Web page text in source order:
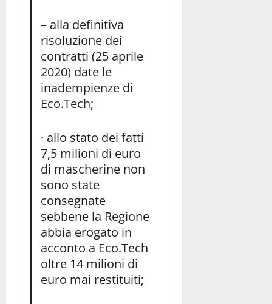
– alla definitiva
risoluzione dei
contratti (25 aprile
2020) date le
inadempienze di
Eco.Tech;
· allo stato dei fatti
7,5 milioni di euro
di mascherine non
sono state
consegnate
sebbene la Regione
abbia erogato in
acconto a Eco.Tech
oltre 14 milioni di
euro mai restituiti;